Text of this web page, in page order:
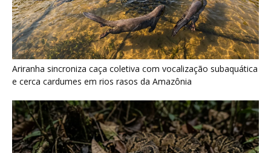
Ariranha sincroniza caça coletiva com vocalização subaquática
e cerca cardumes em rios rasos da Amazônia